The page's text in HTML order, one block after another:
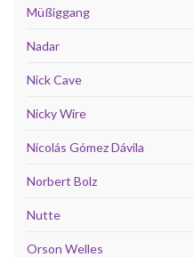
Müßiggang
Nadar
Nick Cave
Nicky Wire
Nicolás Gómez Dávila
Norbert Bolz
Nutte
Orson Welles